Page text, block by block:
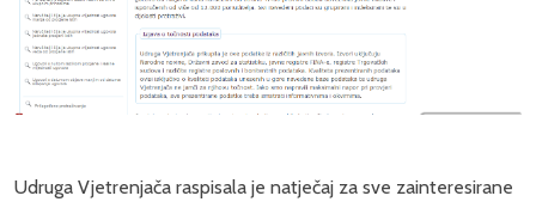
Udruga Vjetrenjača raspisala je natječaj za sve zainteresirane